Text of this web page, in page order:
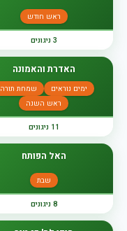
ראש חודש
3 ניגונים
האדרת והאמונה
ימים נוראים
שמחת תורה
ראש השנה
11 ניגונים
האל הפותח
שבת
8 ניגונים